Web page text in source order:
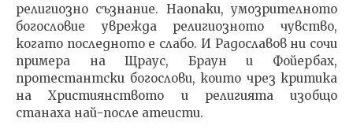
религиозно съзнание. Наопаки, умозрителното
богословие уврежда религиозното чувство,
когато последното е слабо. И Радославов ни сочи
примера на Щраус, Браун и Фойербах,
протестантски богослови, които чрез критика
на Християнството и религията изобщо
станаха най-после атеисти.